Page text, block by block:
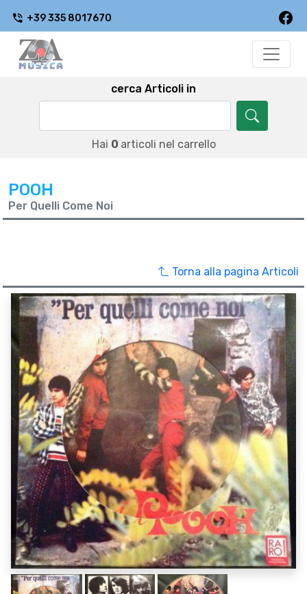
+39 335 8017670
cerca Articoli in
Hai 0 articoli nel carrello
POOH
Per Quelli Come Noi
Torna alla pagina Articoli